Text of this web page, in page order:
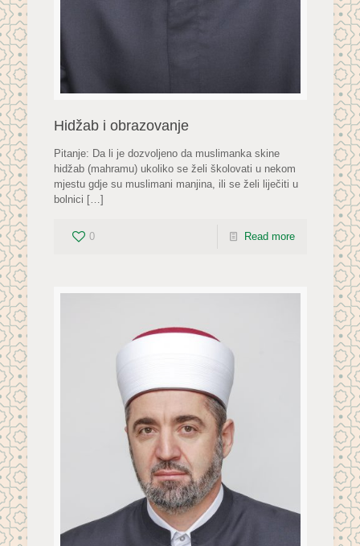
Hidžab i obrazovanje
Pitanje: Da li je dozvoljeno da muslimanka skine
hidžab (mahramu) ukoliko se želi školovati u nekom
mjestu gdje su muslimani manjina, ili se želi liječiti u
bolnici […]
0 Read more